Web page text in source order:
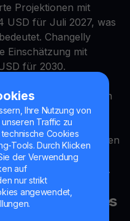
Ihre Nutzung von
Traffic zu
Cookies
Tools. Durch Klicken
der Verwendung
auf
nur strikt
angewendet,
Projektionen mit
USD für Juli 2027, was
Changelly
Einschätzung mit
für 2030.
mehreren
Integration in
Adoption,
der zunehmenden
mahnen Experten
volatil bleibt und
zu betrachten sind.
Toncoin-Kurses